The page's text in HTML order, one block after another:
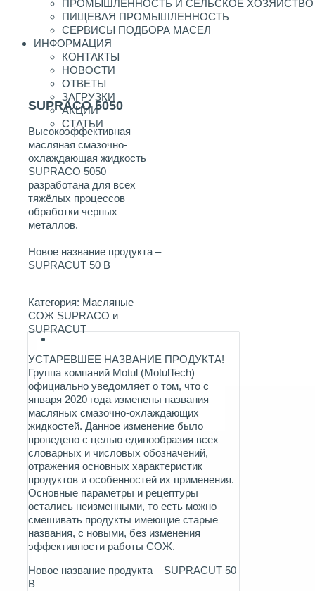
ПРОМЫШЛЕННОСТЬ И СЕЛЬСКОЕ ХОЗЯЙСТВО
ПИЩЕВАЯ ПРОМЫШЛЕННОСТЬ
СЕРВИСЫ ПОДБОРА МАСЕЛ
ИНФОРМАЦИЯ
КОНТАКТЫ
НОВОСТИ
ОТВЕТЫ
ЗАГРУЗКИ
АКЦИИ
СТАТЬИ
SUPRACO 5050
Высокоэффективная
масляная смазочно-
охлаждающая жидкость
SUPRACO 5050
разработана для всех
тяжёлых процессов
обработки черных
металлов.
Новое название продукта –
SUPRACUT 50 B
Категория: Масляные
СОЖ SUPRACO и
SUPRACUT
УСТАРЕВШЕЕ НАЗВАНИЕ ПРОДУКТА!
Группа компаний Motul (MotulTech)
официально уведомляет о том, что с
января 2020 года изменены названия
масляных смазочно-охлаждающих
жидкостей. Данное изменение было
проведено с целью единообразия всех
словарных и числовых обозначений,
отражения основных характеристик
продуктов и особенностей их применения.
Основные параметры и рецептуры
остались неизменными, то есть можно
смешивать продукты имеющие старые
названия, с новыми, без изменения
эффективности работы СОЖ.
Новое название продукта – SUPRACUT 50
B